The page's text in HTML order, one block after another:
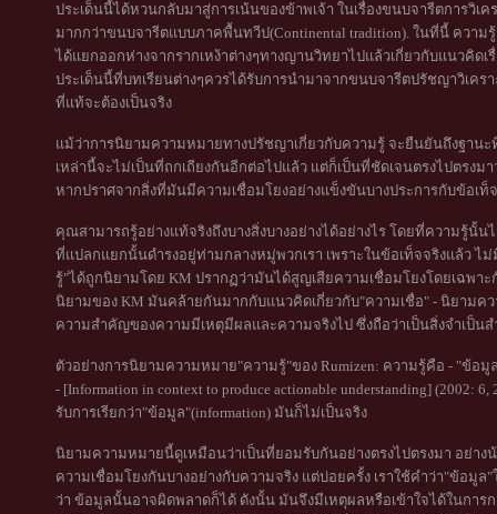
ประเด็นนี้ได้หวนกลับมาสู่การเน้นของข้าพเจ้า ในเรื่องขนบจารีตการวิเค
มากกว่าขนบจารีตแบบภาคพื้นทวีป(Continental tradition). ในที่นี้ ควา
ได้แยกออกห่างจากรากเหง้าต่างๆทางญานวิทยาไปแล้วเกี่ยวกับแนวคิด
ประเด็นนี้ที่บทเรียนต่างๆควรได้รับการนำมาจากขนบจารีตปรัชญาวิเค
ที่แท้จะต้องเป็นจริง
แม้ว่าการนิยามความหมายทางปรัชญาเกี่ยวกับความรู้ จะยืนยันถึงฐาน
เหล่านี้จะไม่เป็นที่ถกเถียงกันอีกต่อไปแล้ว แต่ก็เป็นที่ชัดเจนตรงไปตรงม
หากปราศจากสิ่งที่มันมีความเชื่อมโยงอย่างแข็งขันบางประการกับข้อเท็
คุณสามารถรู้อย่างแท้จริงถึงบางสิ่งบางอย่างได้อย่างไร โดยที่ความรู้นั้
ที่แปลกแยกนั้นดำรงอยู่ท่ามกลางหมู่พวกเรา เพราะในข้อเท็จจริงแล้ว
รู้"ได้ถูกนิยามโดย KM ปรากฏว่ามันได้สูญเสียความเชื่อมโยงโดยเฉพา
นิยามของ KM มันคล้ายกันมากกับแนวคิดเกี่ยวกับ"ความเชื่อ" - นิยามค
ความสำคัญของความมีเหตุมีผลและความจริงไป ซึ่งถือว่าเป็นสิ่งจำเป็น
ตัวอย่างการนิยามความหมาย"ความรู้"ของ Rumizen: ความรู้คือ - "ข้อ
- [Information in context to produce actionable understanding] (2002:
รับการเรียกว่า"ข้อมูล"(information) มันก็ไม่เป็นจริง
นิยามความหมายนี้ดูเหมือนว่าเป็นที่ยอมรับกันอย่างตรงไปตรงมา อย่า
ความเชื่อมโยงกันบางอย่างกับความจริง แต่บ่อยครั้ง เราใช้คำว่า"ข้อมู
ว่า ข้อมูลนั้นอาจผิดพลาดก็ได้ ดังนั้น มันจึงมีเหตุผลหรือเข้าใจได้ในกา